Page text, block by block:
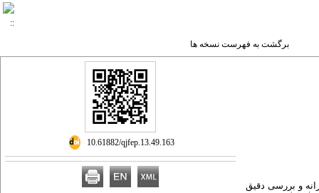
برگشت به فهرست نسخه ها
و بررسی دقیق
‎ 10.61882/qjfep.13.49.163